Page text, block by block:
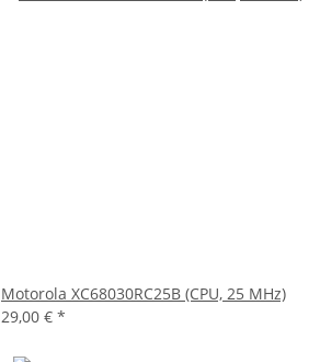
Motorola XC68030RC25B (CPU, 25 MHz)
29,00 € *